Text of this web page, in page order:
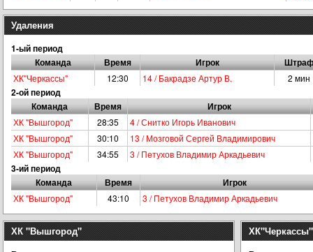
Удаления
1-ый период
Команда
Время Игрок
ХК"Черкассы" 12:30 14 / Бакрадзе Артур В. 2 мин
2-ой период
Команда
Время Игрок
ХК "Вышгород" 28:35
4 / Снитко Игорь Иванович
ХК "Вышгород"
30:10
13 / Мозговой Сергей Владимирович
ХК "Вышгород"
34:55 3 / Петухов Владимир Аркадьевич
3-ий период
Команда
Время Игрок
ХК "Вышгород" 43:10 3 / Петухов Владимир Аркадьевич
ХК "Вышгород" ХК"Черкассы"